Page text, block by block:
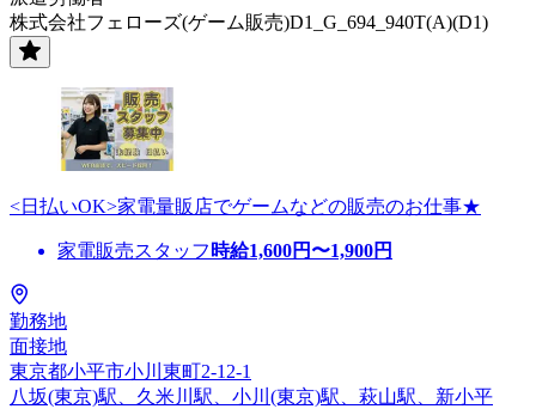
株式会社フェローズ(ゲーム販売)D1_G_694_940T(A)(D1)
<日払いOK>家電量販店でゲームなどの販売のお仕事★
家電販売スタッフ 時給1,600円〜1,900円
勤務地
面接地
東京都小平市小川東町2-12-1
八坂(東京)駅、久米川駅、小川(東京)駅、萩山駅、新小平